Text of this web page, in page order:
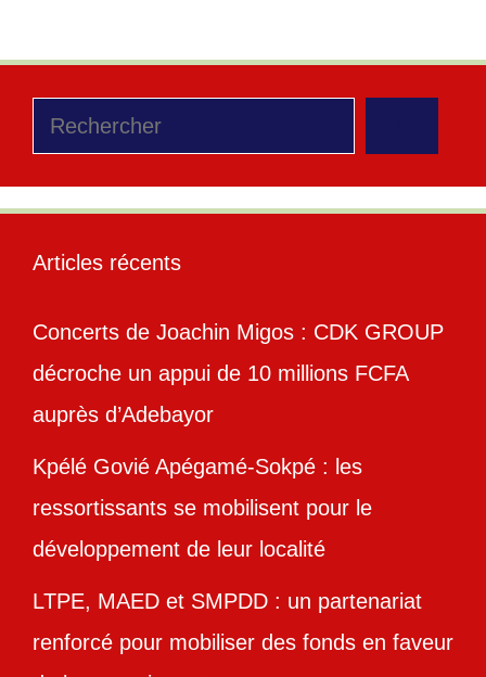
Rechercher
Articles récents
Concerts de Joachin Migos : CDK GROUP
décroche un appui de 10 millions FCFA
auprès d’Adebayor
Kpélé Govié Apégamé-Sokpé : les
ressortissants se mobilisent pour le
développement de leur localité
LTPE, MAED et SMPDD : un partenariat
renforcé pour mobiliser des fonds en faveur